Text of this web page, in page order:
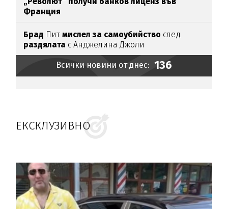
Франция
Брад Питмислел за самоубийство след
раздялата с Анджелина Джоли
Всички новини от днес: 136
ЕКСКЛУЗИВНО